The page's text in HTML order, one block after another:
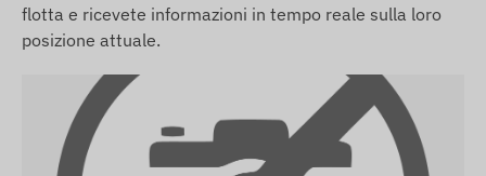
notifiche via e-mail desideri utilizzare anche il
servizio di allarme SMS del nostro software,
acquista una carta di credito SMS, che puoi
trovare tra i prodotti correlati al dispositivo nel
nostro webshop.
Le descrizioni e le immagini dei dispositivi sul sito
flotta e ricevete informazioni in tempo reale sulla loro
posizione attuale.